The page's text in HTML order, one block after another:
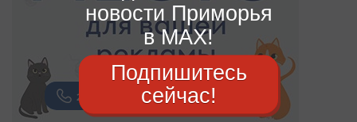
новости Приморья
в MAX!
Подпишитесь
сейчас!